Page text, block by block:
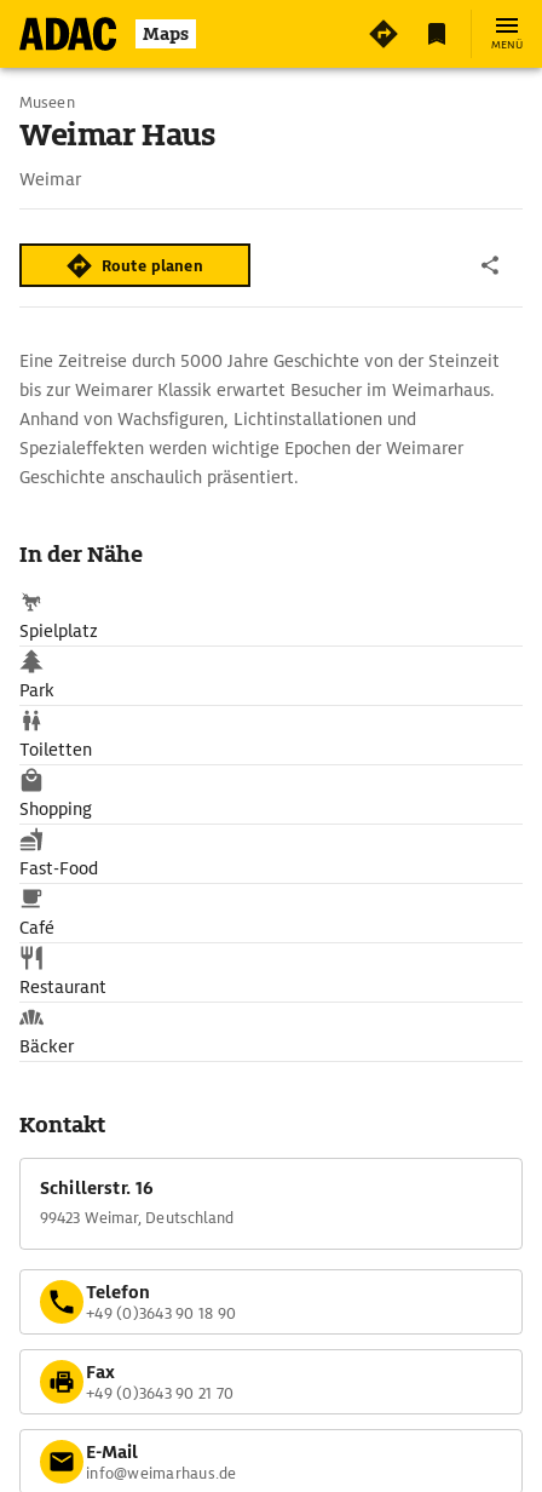
Maps MENÜ
Museen
Weimar Haus
Weimar
Route planen
Eine Zeitreise durch 5000 Jahre Geschichte von der Steinzeit
bis zur Weimarer Klassik erwartet Besucher im Weimarhaus.
Anhand von Wachsfiguren, Lichtinstallationen und
Spezialeffekten werden wichtige Epochen der Weimarer
Geschichte anschaulich präsentiert.
In der Nähe
Spielplatz
Park
Toiletten
Shopping
Fast-Food
Café
Restaurant
Bäcker
Kontakt
Schillerstr. 16
99423 Weimar, Deutschland
Telefon
+49 (0)3643 90 18 90
Fax
+49 (0)3643 90 21 70
E-Mail
info@weimarhaus.de